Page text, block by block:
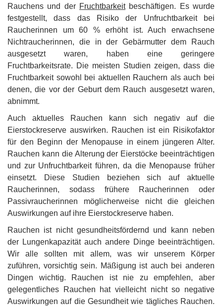
Rauchens und der Fruchtbarkeitbeschäftigen. Es wurde
festgestellt, dass das Risiko der Unfruchtbarkeit bei
Raucherinnen um 60 % erhöht ist. Auch erwachsene
Nichtraucherinnen, die in der Gebärmutter dem Rauch
ausgesetzt waren, haben eine geringere
Fruchtbarkeitsrate. Die meisten Studien zeigen, dass die
Fruchtbarkeit sowohl bei aktuellen Rauchern als auch bei
denen, die vor der Geburt dem Rauch ausgesetzt waren,
abnimmt.
Auch aktuelles Rauchen kann sich negativ auf die
Eierstockreserve auswirken. Rauchen ist ein Risikofaktor
für den Beginn der Menopause in einem jüngeren Alter.
Rauchen kann die Alterung der Eierstöcke beeinträchtigen
und zur Unfruchtbarkeit führen, da die Menopause früher
einsetzt. Diese Studien beziehen sich auf aktuelle
Raucherinnen, sodass frühere Raucherinnen oder
Passivraucherinnen möglicherweise nicht die gleichen
Auswirkungen auf ihre Eierstockreserve haben.
Rauchen ist nicht gesundheitsfördernd und kann neben
der Lungenkapazität auch andere Dinge beeinträchtigen.
Wir alle sollten mit allem, was wir unserem Körper
zuführen, vorsichtig sein. Mäßigung ist auch bei anderen
Dingen wichtig. Rauchen ist nie zu empfehlen, aber
gelegentliches Rauchen hat vielleicht nicht so negative
Auswirkungen auf die Gesundheit wie tägliches Rauchen.